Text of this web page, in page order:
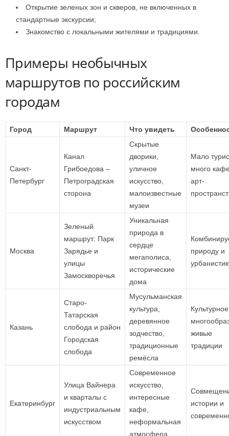
Открытие зеленых зон и скверов, не включенных в
стандартные экскурсии;
Знакомство с локальными жителями и традициями.
Примеры необычных
маршрутов по российским
городам
Город Маршрут Что увидеть
Санкт-
Петербург
Канал
Грибоедова –
Петроградская
сторона
Скрытые
дворики,
уличное
искусство,
малоизвестные
музеи
Мало
много
арт-
Москва
Зеленый
маршрут: Парк
Зарядье и
улицы
Замоскворечья
Уникальная
природа в
сердце
мегаполиса,
исторические
дома
природу и
Казань
Старо-
Татарская
слобода и район
Городская
слобода
Мусульманская
культура,
деревянное
зодчество,
традиционные
ремёсла
Культурное
живые
традиции
Екатеринбург
Улица Вайнера
и кварталы с
индустриальным
искусством
Современное
искусство,
интересные
кафе,
неформальная
атмосфера
истории и